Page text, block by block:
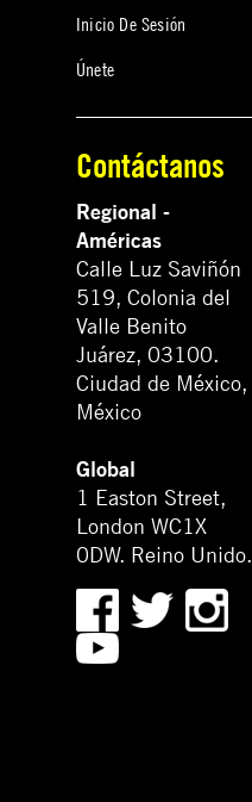
Inicio De Sesión
Únete
Contáctanos
Regional -
Américas
Calle Luz Saviñón
519, Colonia del
Valle Benito
Juárez, 03100.
Ciudad de México,
México
Global
1 Easton Street,
London WC1X
0DW. Reino Unido.